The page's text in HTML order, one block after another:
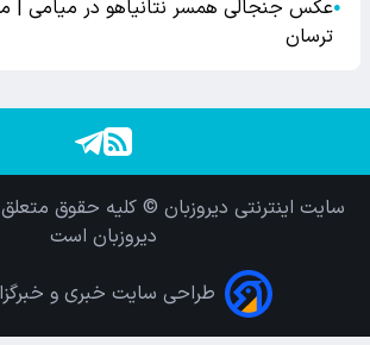
●عکس جنجالی همسر نتانیاهو در میامی |
ترسان
سایت اینترنتی دیروزبان © کلیه حقوق
دیروزبان است
طراحی سایت خبری و